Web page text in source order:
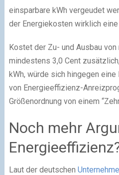
einsparbare kWh vergeudet
der Energiekosten wirklich
Kostet der Zu- und Ausbau
mindestens 3,0 Cent
kWh, würde sich hingegen
von Energieeffizienz-
Größenordnung von einem
Noch mehr
Laut der deutschen